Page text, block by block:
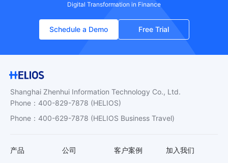
Digital Transformation in Finance
Schedule a Demo Free Trial
Shanghai Zhenhui Information Technology Co., Ltd.
Phone ： 400-829-7878 (HELIOS)
Phone ： 400-629-7878 (HELIOS Business Travel)
产品 公司 客户案例 加入我们